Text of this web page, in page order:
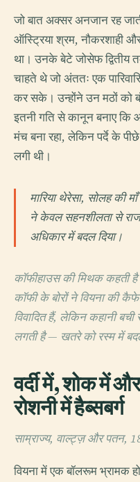
जो बात अक्सर अनजान रह
ऑस्ट्रिया श्रम, नौकरशाही
था। उनके बेटे जोसेफ द्वितीय
चाहते थे जो अंततः एक
कर सके। उन्होंने उन मठों को
इतनी गति से कानून बनाए कि
मंच बना रहा, लेकिन पर्दे के
लगी थी।
मारिया थेरेसा, सोलह की
ने केवल सहनशीलता से
अधिकार में बदल दिया।
कॉफीहाउस की मिथक कहती
कॉफी के बोरों ने वियना की
विवादित हैं, लेकिन कहानी
लगती है — खतरे को रस्म में
वर्दी में, शोक में
रोशनी में हैब्सबर्ग
साम्राज्य, वाल्ट्ज़ और पतन,
वियना में एक बॉलरूम